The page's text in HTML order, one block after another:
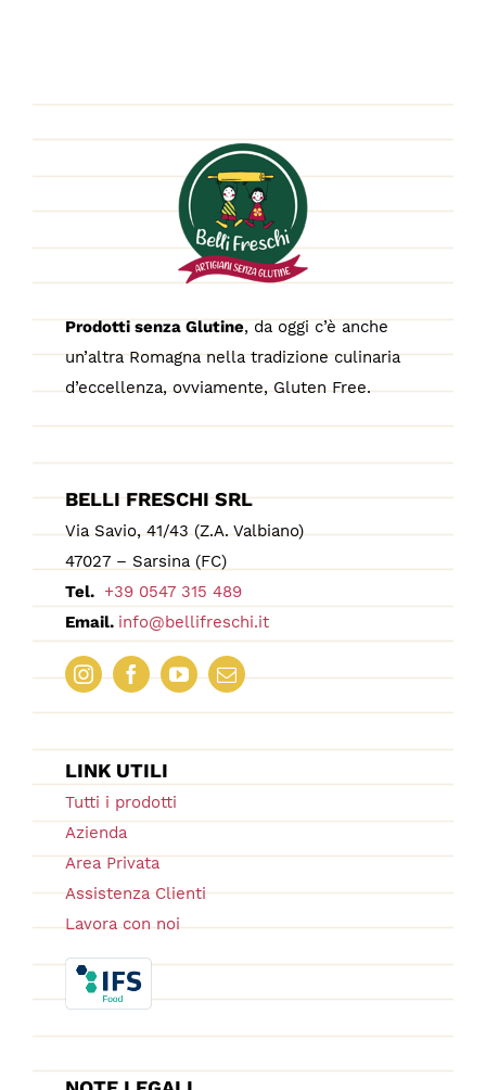
Prodotti senza Glutine, da oggi c’è anche
un’altra Romagna nella tradizione culinaria
d’eccellenza, ovviamente, Gluten Free.
BELLI FRESCHI SRL
Via Savio, 41/43 (Z.A. Valbiano)
47027 – Sarsina (FC)
Tel. +39 0547 315 489
Email. info@bellifreschi.it
LINK UTILI
Tutti i prodotti
Azienda
Area Privata
Assistenza Clienti
Lavora con noi